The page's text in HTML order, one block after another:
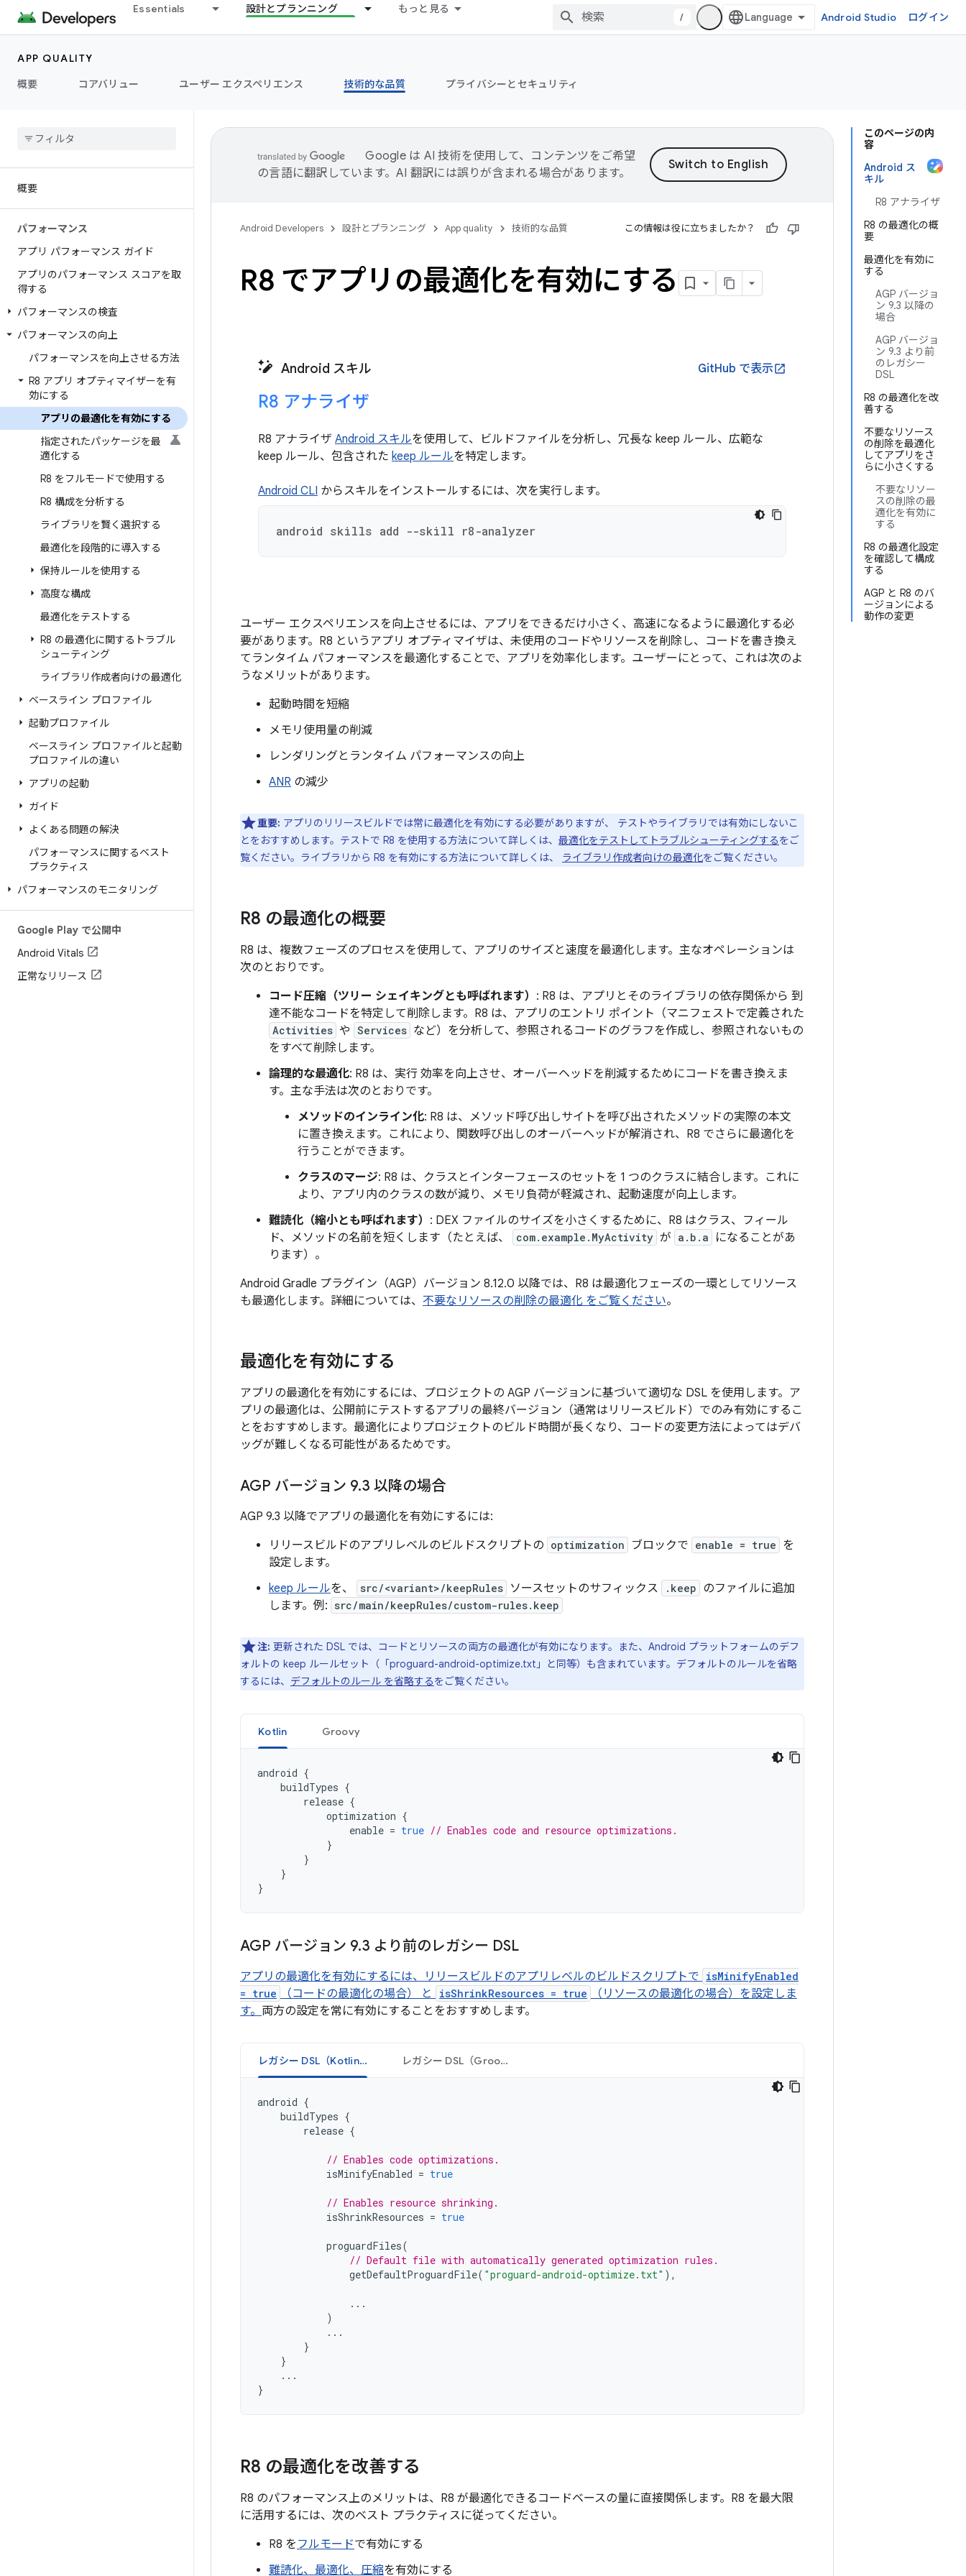
Essentials 設計とプランニング もっと見る
/ Android Studio ログイン
APP QUALITY
概要
コアバリュー ユーザー エクスペリエンス 技術的な品質 プライバシーとセキュリティ
概要
パフォーマンス
アプリ パフォーマンス ガイド
アプリのパフォーマンス スコアを取
得する
パフォーマンスの検査
パフォーマンスの向上
パフォーマンスを向上させる方法
R8 アプリ オプティマイザーを有
効にする
アプリの最適化を有効にする
指定されたパッケージを最
適化する
R8 をフルモードで使用する
R8 構成を分析する
ライブラリを賢く選択する
最適化を段階的に導入する
保持ルールを使用する
高度な構成
最適化をテストする
R8 の最適化に関するトラブル
シューティング
ライブラリ作成者向けの最適化
ベースライン プロファイル
起動プロファイル
ベースライン プロファイルと起動
プロファイルの違い
アプリの起動
ガイド
よくある問題の解決
パフォーマンスに関するベスト
プラクティス
パフォーマンスのモニタリング
Google Play で公開中
Android Vitals
正常なリリース
このページの内
容
Android ス
キル
R8 アナライザ
R8 の最適化の概
要
最適化を有効に
する
AGP バージョ
ン 9.3 以降の
場合
AGP バージョ
ン 9.3 より前
のレガシー
DSL
R8 の最適化を改
善する
不要なリソース
の削除を最適化
してアプリをさ
らに小さくする
不要なリソー
スの削除の最
適化を有効に
する
R8 の最適化設定
を確認して構成
する
AGP と R8 のバ
ージョンによる
動作の変更
Google は AI 技術を使用して、コンテンツをご希望
の言語に翻訳しています。AI 翻訳には誤りが含まれる場合があります。
Android Developers 設計とプランニング App quality 技術的な品質 この情報は役に立ちましたか？
R8 でアプリの最適化を有効にする
Android スキル GitHub で表示open_in_new
R8 アナライザ
R8 アナライザ Android スキルを使用して、ビルドファイルを分析し、冗長な keep ルール、広範な
keep ルール、包含された keep ルールを特定します。
Android CLI からスキルをインストールするには、次を実行します。
android skills add --skill r8-analyzer
ユーザー エクスペリエンスを向上させるには、アプリをできるだけ小さく、高速になるように最適化する必
要があります。R8 というアプリ オプティマイザは、未使用のコードやリソースを削除し、コードを書き換え
てランタイム パフォーマンスを最適化することで、アプリを効率化します。ユーザーにとって、これは次のよ
うなメリットがあります。
起動時間を短縮
メモリ使用量の削減
レンダリングとランタイム パフォーマンスの向上
ANR の減少
重要: アプリのリリースビルドでは常に最適化を有効にする必要がありますが、 テストやライブラリでは有効にしないこ
とをおすすめします。テストで R8 を使用する方法について詳しくは、 最適化をテストしてトラブルシューティングするをご
覧ください。ライブラリから R8 を有効にする方法について詳しくは、 ライブラリ作成者向けの最適化をご覧ください。
R8 の最適化の概要
R8 は、複数フェーズのプロセスを使用して、アプリのサイズと速度を最適化します。主なオペレーションは
次のとおりです。
コード圧縮（ツリー シェイキングとも呼ばれます） : R8 は、アプリとそのライブラリの依存関係から 到
達不能なコードを特定して削除します。R8 は、アプリのエントリ ポイント（マニフェストで定義された
Activities や Services など）を分析して、参照されるコードのグラフを作成し、参照されないもの
をすべて削除します。
論理的な最適化: R8 は、実行 効率を向上させ、オーバーヘッドを削減するためにコードを書き換えま
す。主な手法は次のとおりです。
メソッドのインライン化: R8 は、メソッド呼び出しサイトを呼び出されたメソッドの実際の本文
に置き換えます。これにより、関数呼び出しのオーバーヘッドが解消され、R8 でさらに最適化を
行うことができます。
クラスのマージ: R8 は、クラスとインターフェースのセットを 1 つのクラスに結合します。これに
より、アプリ内のクラスの数が減り、メモリ負荷が軽減され、起動速度が向上します。
難読化（縮小とも呼ばれます） : DEX ファイルのサイズを小さくするために、R8 はクラス、フィール
ド、メソッドの名前を短くします（たとえば、
com.example.MyActivity が a.b.a
になることがあ
ります）。
Android Gradle プラグイン（AGP）バージョン 8.12.0 以降では、R8 は最適化フェーズの一環としてリソース
も最適化します。詳細については、 不要なリソースの削除の最適化 をご覧ください。
最適化を有効にする
アプリの最適化を有効にするには、プロジェクトの AGP バージョンに基づいて適切な DSL を使用します。ア
プリの最適化は、公開前にテストするアプリの最終バージョン（通常はリリースビルド）でのみ有効にするこ
とをおすすめします。最適化によりプロジェクトのビルド時間が長くなり、コードの変更方法によってはデバ
ッグが難しくなる可能性があるためです。
AGP バージョン 9.3 以降の場合
AGP 9.3 以降でアプリの最適化を有効にするには:
リリースビルドのアプリレベルのビルドスクリプトの optimization ブロックで enable = true を
設定します。
keep ルールを、 src/<variant>/keepRules ソースセットのサフィックス .keep のファイルに追加
します。例: src/main/keepRules/custom-rules.keep
注: 更新された DSL では、コードとリソースの両方の最適化が有効になります。また、Android プラットフォームのデフ
ォルトの keep ルールセット（「proguard-android-optimize.txt」と同等）も含まれています。デフォルトのルールを省略
するには、 デフォルトのルール を省略するをご覧ください。
Kotlin Groovy
android {
buildTypes {
release {
optimization {
enable = true // Enables code and resource optimizations.
}
}
}
}
AGP バージョン 9.3 より前のレガシー DSL
アプリの最適化を有効にするには、リリースビルドのアプリレベルのビルドスクリプトで isMinifyEnabled
= true
（コードの最適化の場合） と isShrinkResources = true
（リソースの最適化の場合）を設定しま
す。 両方の設定を常に有効にすることをおすすめします。
レガシー DSL（Kotlin） レガシー DSL（Groovy）
android {
buildTypes {
release {
// Enables code optimizations.
isMinifyEnabled = true
// Enables resource shrinking.
isShrinkResources = true
proguardFiles(
// Default file with automatically generated optimization rules.
getDefaultProguardFile( "proguard-android-optimize.txt" ),
...
)
...
}
}
...
}
R8 の最適化を改善する
R8 のパフォーマンス上のメリットは、R8 が最適化できるコードベースの量に直接関係します。R8 を最大限
に活用するには、次のベスト プラクティスに従ってください。
R8 を フルモードで有効にする
難読化、最適化、圧縮を有効にする